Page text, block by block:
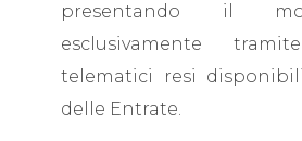
presentando il
esclusivamente
telematici resi disponibili
delle Entrate.